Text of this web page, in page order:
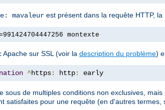
mavaleur est présent dans la requête HTTP,
montexte
sur SSL (voir la description du problème)
^https: http: early
sous de multiples conditions non exclusives,
satisfaites pour une requête (en d'autres